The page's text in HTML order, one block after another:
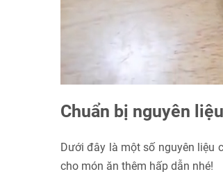
Chuẩn bị nguyên
Dưới đây là một số nguyên liệu
cho món ăn thêm hấp dẫn nhé!